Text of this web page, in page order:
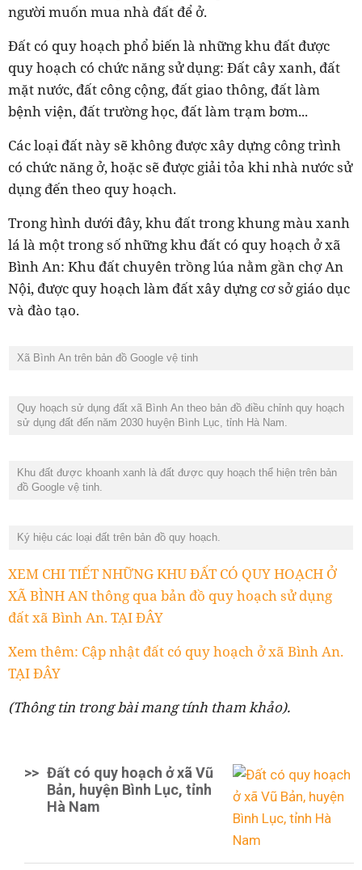
người muốn mua nhà đất để ở.
Đất có quy hoạch phổ biến là những khu đất được
quy hoạch có chức năng sử dụng: Đất cây xanh, đất
mặt nước, đất công cộng, đất giao thông, đất làm
bệnh viện, đất trường học, đất làm trạm bơm...
Các loại đất này sẽ không được xây dựng công trình
có chức năng ở, hoặc sẽ được giải tỏa khi nhà nước sử
dụng đến theo quy hoạch.
Trong hình dưới đây, khu đất trong khung màu xanh
lá là một trong số những khu đất có quy hoạch ở xã
Bình An: Khu đất chuyên trồng lúa nằm gần chợ An
Nội, được quy hoạch làm đất xây dựng cơ sở giáo dục
và đào tạo.
Xã Bình An trên bản đồ Google vệ tinh
Quy hoạch sử dụng đất xã Bình An theo bản đồ điều chỉnh quy hoạch
sử dụng đất đến năm 2030 huyện Bình Lục, tỉnh Hà Nam.
Khu đất được khoanh xanh là đất được quy hoạch thể hiện trên bản
đồ Google vệ tinh.
Ký hiệu các loại đất trên bản đồ quy hoạch.
XEM CHI TIẾT NHỮNG KHU ĐẤT CÓ QUY HOẠCH Ở
XÃ BÌNH AN thông qua bản đồ quy hoạch sử dụng
đất xã Bình An. TẠI ĐÂY
Xem thêm: Cập nhật đất có quy hoạch ở xã Bình An.
TẠI ĐÂY
(Thông tin trong bài mang tính tham khảo).
>> Đất có quy hoạch ở xã Vũ
Bản, huyện Bình Lục, tỉnh
Hà Nam